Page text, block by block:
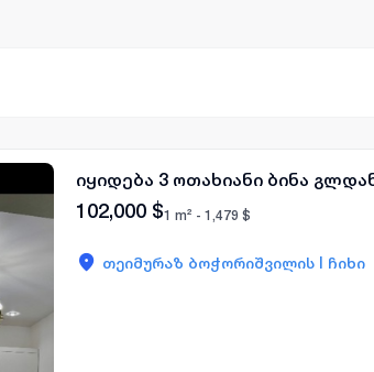
იყიდება 3 ოთახიანი ბინა
102,000 $1 m² - 1,479 $
თეიმურაზ ბოჭორიშვილის I ჩიხი